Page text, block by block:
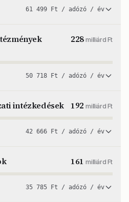
61 499 Ft / adózó / év
228milliárd Ft
50 718 Ft / adózó / év
intézkedések 192milliárd Ft
42 666 Ft / adózó / év
161milliárd Ft
35 785 Ft / adózó / év